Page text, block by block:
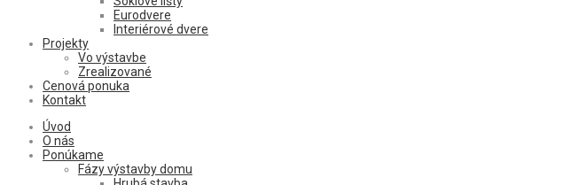
Eurodvere
Interiérové dvere
Projekty
Vo výstavbe
Zrealizované
Cenová ponuka
Kontakt
Úvod
O nás
Ponúkame
Fázy výstavby domu